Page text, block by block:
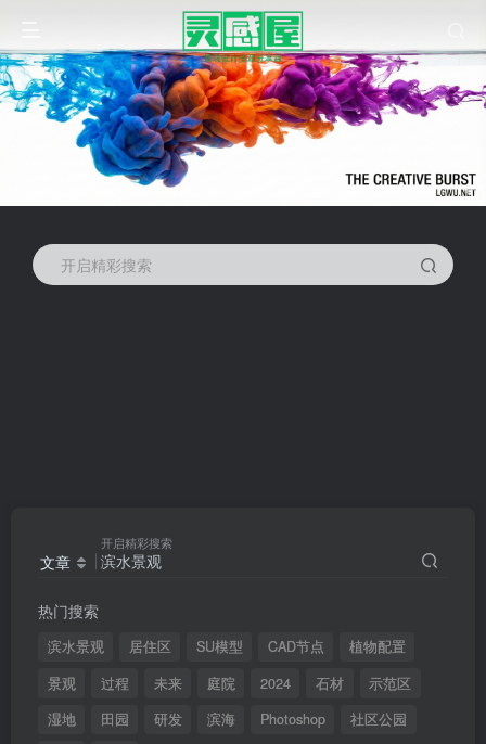
开启精彩搜索
文章
开启精彩搜索
热门搜索
滨水景观 居住区 SU模型 CAD节点
植物配置
景观
过程 未来 庭院 2024 石材
示范区
湿地
田园 研发 滨海 Photoshop
社区公园